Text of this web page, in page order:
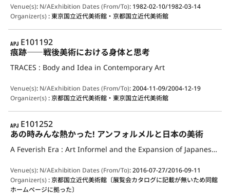
Venue(s): N/AExhibition Dates (From/To): 1982-02-10/1982-03-14
Organizer(s):東京国立近代美術館・京都国立近代美術館
APJ
E101192
痕跡――戦後美術における身体と思考
TRACES : Body and Idea in Contemporary Art
Venue(s): N/AExhibition Dates (From/To):2004-11-09/2004-12-19
Organizer(s):京都国立近代美術館・東京国立近代美術館
APJ
E101252
あの時みんな熱かった! アンフォルメルと日本の美術
A Feverish Era : Art Informel and the Expansion of Japanese Artistic Expression in the 1950s and ’60s
Venue(s): N/AExhibition Dates (From/To):2016-07-27/2016-09-11
Organizer(s):京都国立近代美術館〔展覧会カタログに記載が無いため同館
ホームページに拠った〕